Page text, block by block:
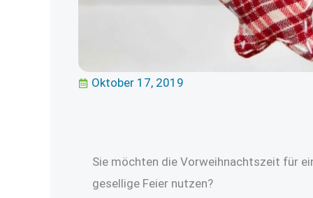
Oktober 17, 2019
Sie möchten die Vorweihnachtszeit für
gesellige Feier nutzen?